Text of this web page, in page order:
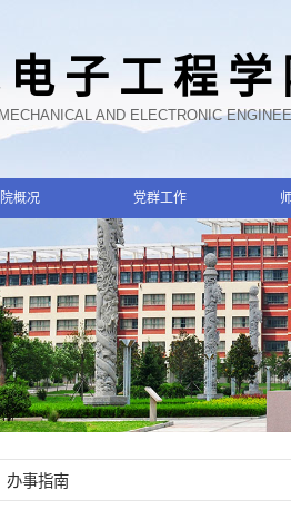
子工程
AND ELECTRONIC
概况 党群工作
办事指南